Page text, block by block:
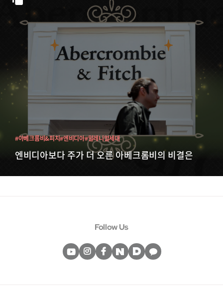
엔비디아보다 주가 더 오른 아베크롬비의 비결은
#아베크롬비&피치#엔비디아#밀레니얼세대
Follow Us